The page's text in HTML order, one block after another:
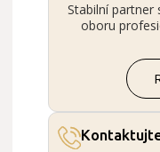
Stabilní partner
oboru